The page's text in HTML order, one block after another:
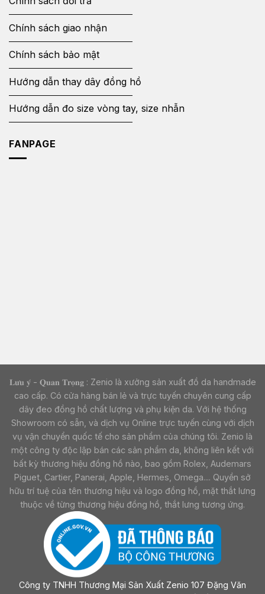
Chính sách giao nhận
Chính sách bảo mật
Hướng dẫn thay dây đồng hồ
Hướng dẫn đo size vòng tay, size nhẫn
FANPAGE
𝐋𝐮̛𝐮 𝐲́ - 𝐐𝐮𝐚𝐧 𝐓𝐫𝐨̣𝐧𝐠 : Zenio là xưởng sản xuất đồ da handmade
cao cấp. Có cửa hàng bán lẻ và trực tuyến chuyên cung cấp
dây đeo đồng hồ chất lượng và phụ kiện da. Với hệ thống
Showroom có sẵn, và dịch vụ Online trực tuyến cùng với dịch
vụ vận chuyển quốc tế cho sản phẩm của chúng tôi. Zenio là
một công ty độc lập bán các sản phẩm da, không liên kết với
bất kỳ thương hiệu đồng hồ nào, bao gồm Rolex, Audemars
Piguet, Cartier, Panerai, Apple, Hermes, Omega.... Quyền sở
hữu trí tuệ của tên thương hiệu và logo đồng hồ, mặt thắt lưng
thuộc về từng thương hiệu đồng hồ, thắt lưng tương ứng.
Công ty TNHH Thương Mại Sản Xuất Zenio 107 Đặng Văn